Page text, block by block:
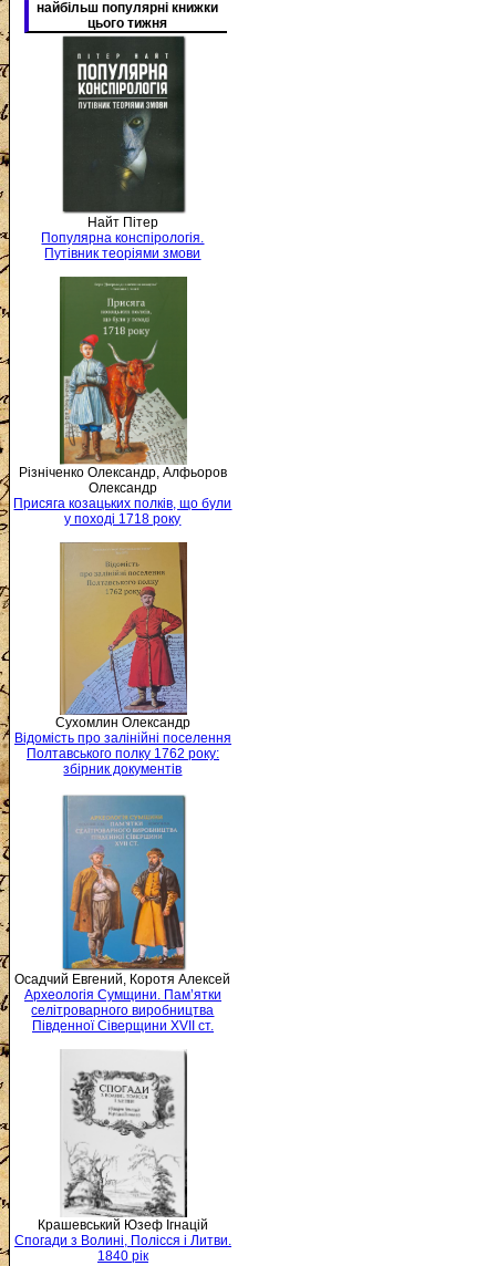
найбільш популярні книжки
цього тижня
Найт Пітер
Популярна конспірологія.
Путівник теоріями змови
Різніченко Олександр, Алфьоров
Олександр
Присяга козацьких полків, що були
у поході 1718 року
Сухомлин Олександр
Відомість про залінійні поселення
Полтавського полку 1762 року:
збірник документів
Осадчий Евгений, Коротя Алексей
Археологія Сумщини. Пам’ятки
селітроварного виробництва
Південної Сіверщини XVII ст.
Крашевський Юзеф Ігнацій
Спогади з Волині, Полісся і Литви.
1840 рік